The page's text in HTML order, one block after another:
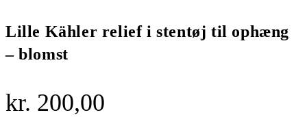
Lille Kähler relief i stentøj til ophæng
– blomst
kr. 200,00